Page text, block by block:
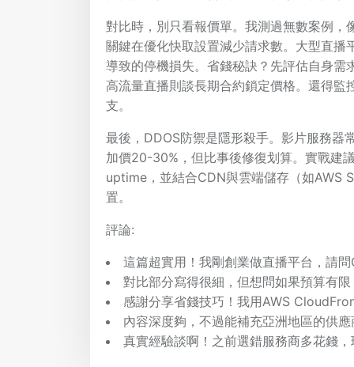
對比時，別只看報價單。我測過無數案例
關鍵在優化快取設置減少請求數。大型直
導致的停機損失。省錢秘訣？先評估自身
高流量直播則談長期合約鎖定價格。還得
支。
最後，DDOS防禦是隱形殺手。影片服務
加價20-30%，但比事後修復划算。實戰建
uptime，並結合CDN與雲端儲存（如AWS
置。
評論:
這篇超實用！我剛創業做直播平台，請
對比部分寫得很細，但想問如果預算有
感謝分享省錢技巧！我用AWS
內容深度夠，不過能補充亞洲地區的供
真實經驗談啊！之前選錯服務商多花錢